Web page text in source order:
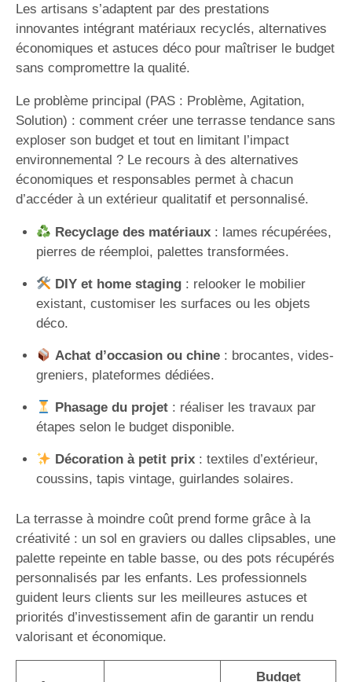
Les artisans s’adaptent par des prestations
innovantes intégrant matériaux recyclés, alternatives
économiques et astuces déco pour maîtriser le budget
sans compromettre la qualité.
Le problème principal (PAS : Problème, Agitation,
Solution) : comment créer une terrasse tendance sans
exploser son budget et tout en limitant l’impact
environnemental ? Le recours à des alternatives
économiques et responsables permet à chacun
d’accéder à un extérieur qualitatif et personnalisé.
Recyclage des matériaux: lames récupérées,
pierres de réemploi, palettes transformées.
DIY et home staging: relooker le mobilier
existant, customiser les surfaces ou les objets
déco.
Achat d’occasion ou chine: brocantes, vides-
greniers, plateformes dédiées.
Phasage du projet: réaliser les travaux par
étapes selon le budget disponible.
Décoration à petit prix: textiles d’extérieur,
coussins, tapis vintage, guirlandes solaires.
La terrasse à moindre coût prend forme grâce à la
créativité : un sol en graviers ou dalles clipsables, une
palette repeinte en table basse, ou des pots récupérés
personnalisés par les enfants. Les professionnels
guident leurs clients sur les meilleures astuces et
priorités d’investissement afin de garantir un rendu
valorisant et économique.
Budget